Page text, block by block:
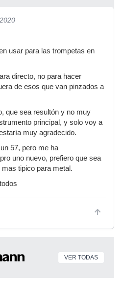
usar para las trompetas en
directo, no para hacer
de esos que van pinzados a
que sea resultón y no muy
principal, y solo voy a
muy agradecido.
57, pero me ha
uno nuevo, prefiero que sea
tipico para metal.
VER TODAS